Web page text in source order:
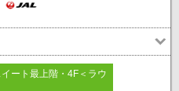
ート最上階・4F＜ラウ